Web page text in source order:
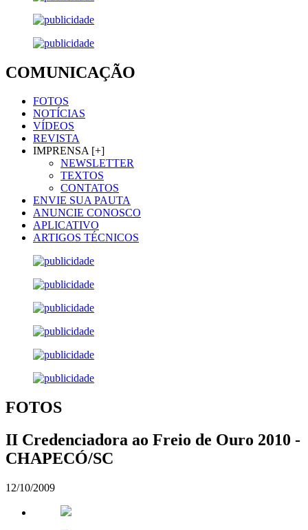
COMUNICAÇÃO
FOTOS
NOTÍCIAS
VÍDEOS
REVISTA
IMPRENSA [+]
NEWSLETTER
TEXTOS
CONTATOS
ENVIE SUA PAUTA
ANUNCIE CONOSCO
APLICATIVO
ARTIGOS TÉCNICOS
FOTOS
II Credenciadora ao Freio de Ouro 2010 -
CHAPECÓ/SC
12/10/2009